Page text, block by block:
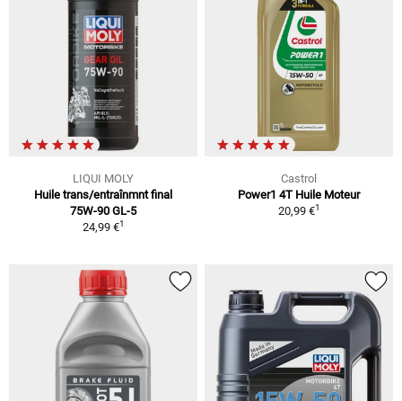
LIQUI MOLY
Huile trans/entraînmnt final
75W-90 GL-5
24,99 €1
Castrol
Power1 4T Huile Moteur
20,99 €1